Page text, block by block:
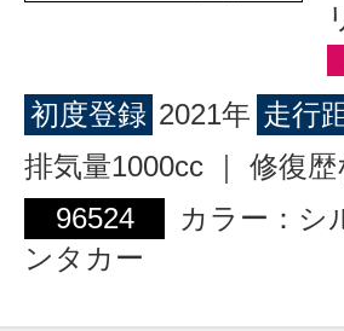
初度登録 2021年 走行
排気量1000cc ｜ 修復
96524
カラー：シ
ンタカー